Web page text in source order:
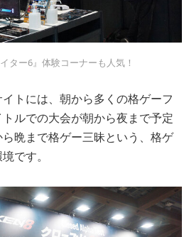
ター6』体験コーナーも人気！
トには、朝から多くの格ゲーフ
ルでの大会が朝から夜まで予定
晩まで格ゲー三昧という、格ゲ
です。